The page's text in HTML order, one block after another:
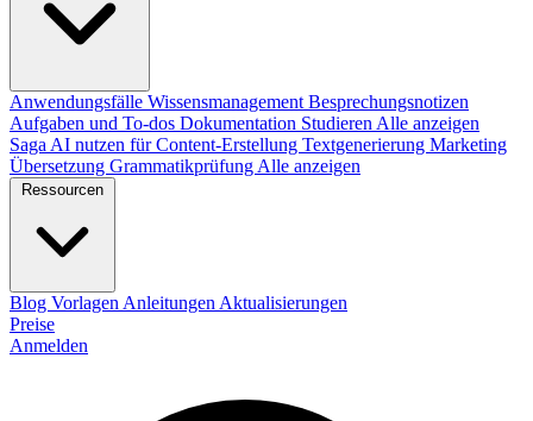
Anwendungsfälle Wissensmanagement Besprechungsnotizen
Aufgaben und To-dos Dokumentation Studieren Alle anzeigen
Saga AI nutzen fürContent-Erstellung Textgenerierung Marketing
Übersetzung Grammatikprüfung Alle anzeigen
Blog Vorlagen Anleitungen Aktualisierungen
Preise
Anmelden